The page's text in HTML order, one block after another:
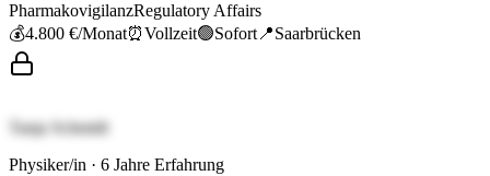
PharmakovigilanzRegulatory Affairs
💰4.800 €/Monat⏰Vollzeit🟢Sofort 📍Saarbrücken
Tanja Schmidt
Physiker/in · 6 Jahre Erfahrung